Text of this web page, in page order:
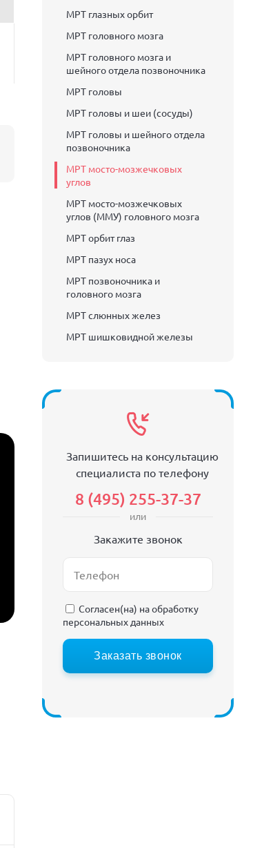
МРТ глазных орбит
МРТ головного мозга
МРТ головного мозга и
шейного отдела позвоночника
МРТ головы
МРТ головы и шеи (сосуды)
МРТ головы и шейного отдела
позвоночника
МРТ мосто-мозжечковых
углов
МРТ мосто-мозжечковых
углов (ММУ) головного мозга
МРТ орбит глаз
МРТ пазух носа
МРТ позвоночника и
головного мозга
МРТ слюнных желез
МРТ шишковидной железы
Запишитесь на консультацию
специалиста по телефону
8 (495) 255-37-37
или
Закажите звонок
Согласен(на) наобработку
персональных данных
Заказать звонок